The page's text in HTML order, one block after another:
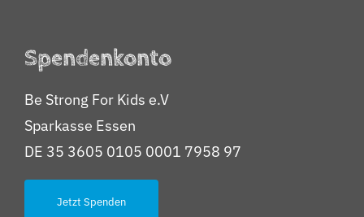
Spendenkonto
Be Strong For Kids e.V
Sparkasse Essen
DE 35 3605 0105 0001 7958 97
Jetzt Spenden